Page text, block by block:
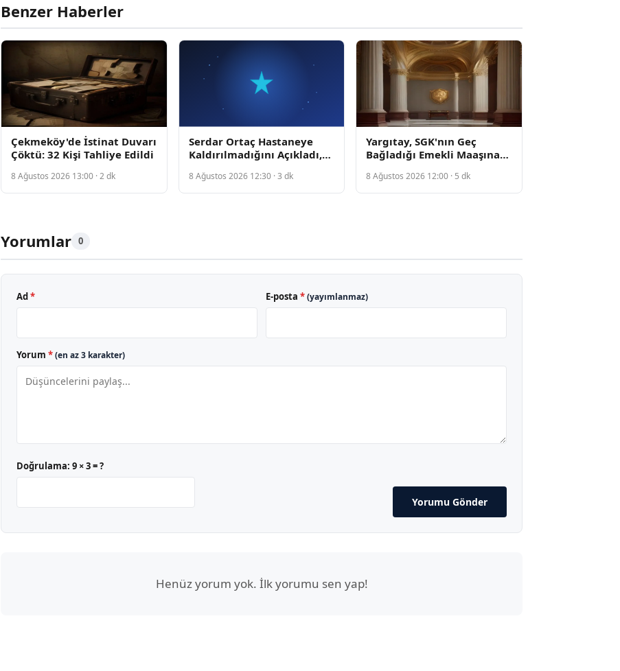
Benzer Haberler
Çekmeköy'de İstinat Duvarı
Çöktü: 32 Kişi Tahliye Edildi
8 Ağustos 2026 13:00 · 2 dk
Serdar Ortaç Hastaneye
Kaldırılmadığını Açıkladı,
Gözlemde Kaldığını Belirtti
8 Ağustos 2026 12:30 · 3 dk
Yargıtay, SGK'nın Geç
Bağladığı Emekli Maaşına
8 Ağustos 2026 12:00 · 5 dk
Yorumlar 0
Ad * E-posta *(yayımlanmaz)
Yorum *(en az 3 karakter)
Doğrulama: 9 × 3 = ?
Yorumu Gönder
Henüz yorum yok. İlk yorumu sen yap!